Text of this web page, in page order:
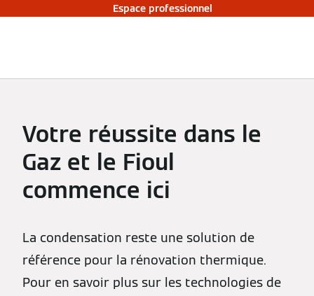
Espace professionnel
Votre réussite dans le
Gaz et le Fioul
commence ici
La condensation reste une solution de
référence pour la rénovation thermique.
Pour en savoir plus sur les technologies de